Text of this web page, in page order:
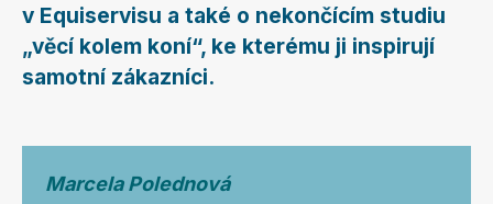
v Equiservisu a také o nekončícím studiu
„věcí kolem koní“, ke kterému ji inspirují
samotní zákazníci.
Marcela Polednová